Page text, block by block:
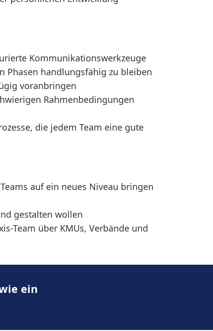
Kommunikationswerkzeuge
Phasen handlungsfähig zu bleiben
voranbringen
Rahmenbedingungen
die jedem Team eine gute
auf ein neues Niveau bringen
gestalten wollen
Team über KMUs, Verbände und
ein